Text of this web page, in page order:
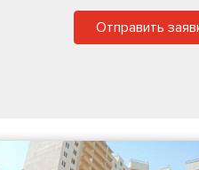
Отправить